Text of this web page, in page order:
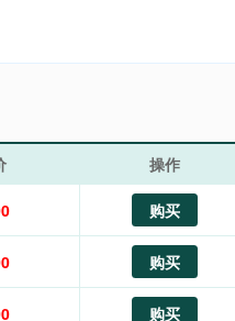
操作
购买
购买
购买